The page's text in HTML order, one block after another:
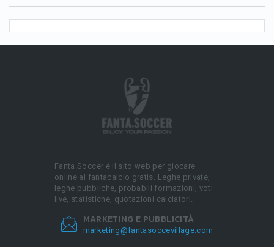
Fanta.Soccer è il sito web per giocare
online al fantacalcio gratis. Leghe private,
leghe pubbliche, probabili formazioni, voti
live, statistiche, quotazioni calciatori.
MARKETING E PUBBLICITÀ
marketing@fantasoccevillage.com